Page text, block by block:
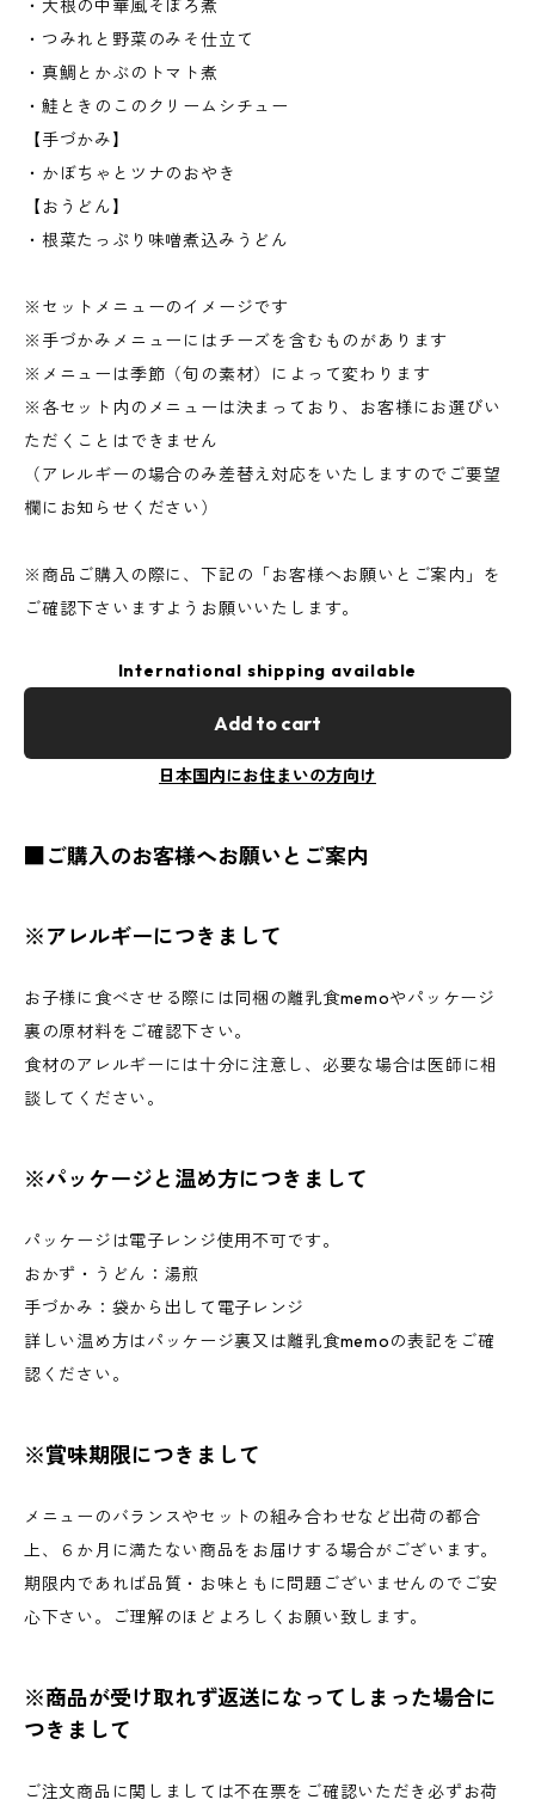
・大根の中華風そぼろ煮
・つみれと野菜のみそ仕立て
・真鯛とかぶのトマト煮
・鮭ときのこのクリームシチュー
【手づかみ】
・かぼちゃとツナのおやき
【おうどん】
・根菜たっぷり味噌煮込みうどん
※セットメニューのイメージです
※手づかみメニューにはチーズを含むものがあります
※メニューは季節（旬の素材）によって変わります
※各セット内のメニューは決まっており、お客様にお選びい
ただくことはできません
（アレルギーの場合のみ差替え対応をいたしますのでご要望
欄にお知らせください）
※商品ご購入の際に、下記の「お客様へお願いとご案内」を
ご確認下さいますようお願いいたします。
International shipping available
Add to cart
日本国内にお住まいの方向け
■ご購入のお客様へお願いとご案内
※アレルギーにつきまして
お子様に食べさせる際には同梱の離乳食memoやパッケージ
裏の原材料をご確認下さい。
食材のアレルギーには十分に注意し、必要な場合は医師に相
談してください。
※パッケージと温め方につきまして
パッケージは電子レンジ使用不可です。
おかず・うどん：湯煎
手づかみ：袋から出して電子レンジ
詳しい温め方はパッケージ裏又は離乳食memoの表記をご確
認ください。
※賞味期限につきまして
メニューのバランスやセットの組み合わせなど出荷の都合
上、６か月に満たない商品をお届けする場合がございます。
期限内であれば品質・お味ともに問題ございませんのでご安
心下さい。ご理解のほどよろしくお願い致します。
※商品が受け取れず返送になってしまった場合に
つきまして
ご注文商品に関しましては不在票をご確認いただき必ずお荷